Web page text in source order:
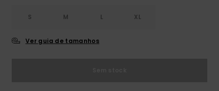
S M L XL
Ver guia de tamanhos